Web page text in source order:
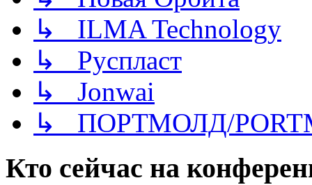
↳ ILMA Technology
↳ Руспласт
↳ Jonwai
↳ ПОРТМОЛД/
Кто сейчас на